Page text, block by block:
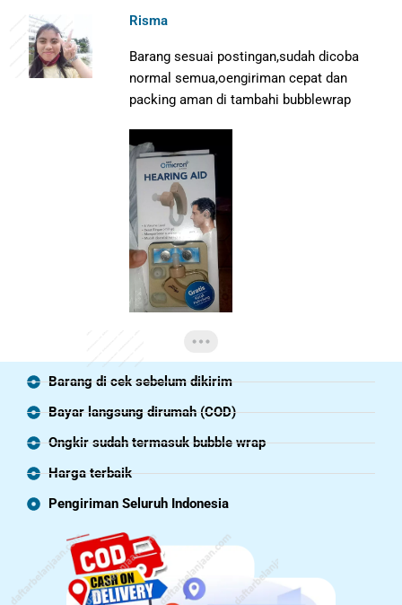
Risma
Barang sesuai postingan,sudah dicoba
normal semua,oengiriman cepat dan
packing aman di tambahi bubblewrap
Barang di cek sebelum dikirim
Bayar langsung dirumah (COD)
Ongkir sudah termasuk bubble wrap
Harga terbaik
Pengiriman Seluruh Indonesia